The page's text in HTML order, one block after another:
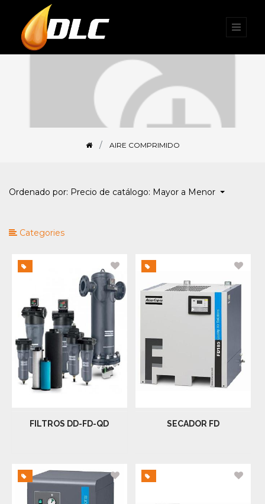
AIRE COMPRIMIDO
Ordenado por: Precio de catálogo: Mayor a Menor
Categories
Categorías
Secadores
FILTROS DD-FD-QD SECADOR FD